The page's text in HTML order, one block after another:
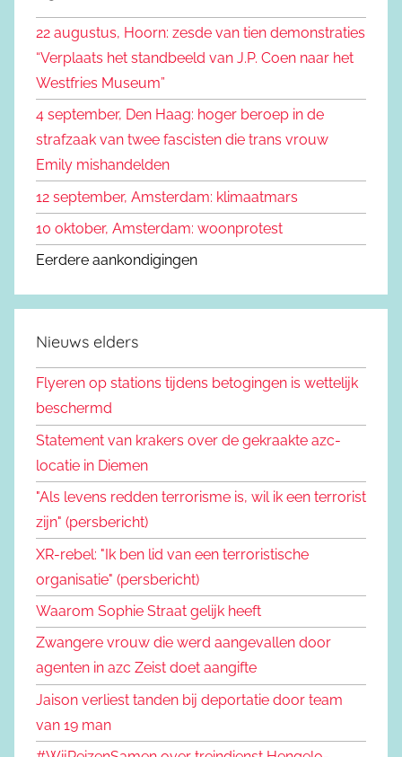
n
r
:
e
n
22 augustus, Hoorn: zesde van tien demonstraties
“Verplaats het standbeeld van J.P. Coen naar het
Westfries Museum”
4 september, Den Haag: hoger beroep in de
strafzaak van twee fascisten die trans vrouw
Emily mishandelden
12 september, Amsterdam: klimaatmars
10 oktober, Amsterdam: woonprotest
Eerdere aankondigingen
Nieuws elders
Flyeren op stations tijdens betogingen is wettelijk
beschermd
Statement van krakers over de gekraakte azc-
locatie in Diemen
"Als levens redden terrorisme is, wil ik een terrorist
zijn" (persbericht)
XR-rebel: "Ik ben lid van een terroristische
organisatie" (persbericht)
Waarom Sophie Straat gelijk heeft
Zwangere vrouw die werd aangevallen door
agenten in azc Zeist doet aangifte
Jaison verliest tanden bij deportatie door team
van 19 man